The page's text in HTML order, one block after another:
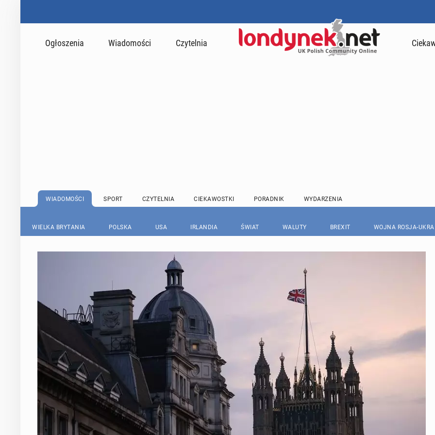
Ogłoszenia Wiadomości Czytelnia
WIADOMOŚCI SPORT CZYTELNIA CIEKAWOSTKI PORADNIK WYDARZENIA
WIELKA BRYTANIA POLSKA USA IRLANDIA ŚWIAT WALUTY BREXIT WOJNA ROSJA-